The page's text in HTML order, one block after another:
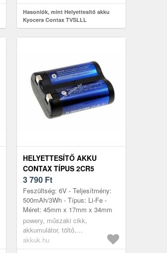
Hasonlók, mint Helyettesítő akku
Kyocera Contax TVSLLL
HELYETTESÍTŐ AKKU
CONTAX TÍPUS 2CR5
3 790 Ft
Feszültség: 6V - Teljesítmény:
500mAh/3Wh - Típus: Li-Fe -
Méret: 45mm x 17mm x 34mm
powery, műszaki cikk,
akkumulátor, töltő,
digitáliskamera akkumulátor
akkuk.hu